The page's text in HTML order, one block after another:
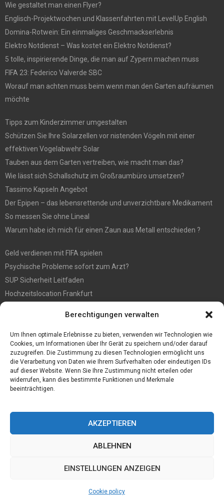
Berechtigungen verwalten
Um Ihnen optimale Erlebnisse zu bieten, verwenden wir Technologien wie
Cookies, um Informationen über Ihr Gerät zu speichern und/oder darauf
zuzugreifen. Die Zustimmung zu diesen Technologien ermöglicht uns
die Verarbeitung von Daten wie Ihrem Surfverhalten oder eindeutigen IDs
auf dieser Website. Wenn Sie Ihre Zustimmung nicht erteilen oder
widerrufen, kann dies bestimmte Funktionen und Merkmale
beeinträchtigen.
AKZEPTIEREN
ABLEHNEN
EINSTELLUNGEN ANZEIGEN
Cookie policy
Wie gestaltet man einen Flyer?
Englisch-Projektwochen und Klassenfahrten mit LevelUp English
Domina-Rotwein: Ein einmaliges Geschmackserlebnis
Elektro Notdienst – Was kostet ein Elektro Notdienst?
5 tolle, inspirierende Dinge, die man auf Zypern machen muss
FIFA 23: Federico Valverde SBC
Worauf man achten muss beim wenn man den Garten aufräumen
möchte
Tipps zum Kinderzimmer umgestalten
Schützen Sie Ihre Solarzellen vor nistenden Vögeln mit einer
effektiven Vogelabwehr Solar
Tauben aus dem Garten vertreiben, wie macht man das?
Wie lässt sich Schallschutz im Großraumbüro umsetzen?
Tassimo Kapseln Angebot
Der Epipen – das lebensrettende und unverzichtbare Medikament
So messen Sie ohne Lineal
Warum habe ich mich für einen Zaun aus Metall entschieden ?
Geld verdienen mit FIFA spielen
Psychische Probleme sofort zum Arzt?
SUP Sicherheit Leitfaden
Hochzeitslocation Frankfurt
Großer Spaß auf der Kirmes in Bonn!
Bester Oscam- und CCcam-Server für 2021